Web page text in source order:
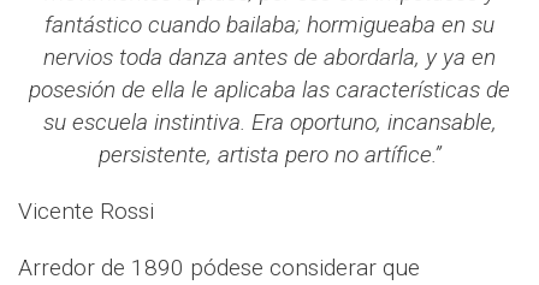
fantástico cuando bailaba; hormigueaba en su
nervios toda danza antes de abordarla, y ya en
posesión de ella le aplicaba las características de
su escuela instintiva. Era oportuno, incansable,
persistente, artista pero no artífice.”
Vicente Rossi
Arredor de 1890 pódese considerar que